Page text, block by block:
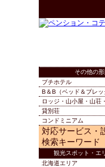
その他の
プチホテル
B＆B（ベッド＆ブレッ
ロッジ・山小屋・山荘
貸別荘
コンドミニアム
対応サービス・
検索キーワード
観光スポット・エ
北海道エリア